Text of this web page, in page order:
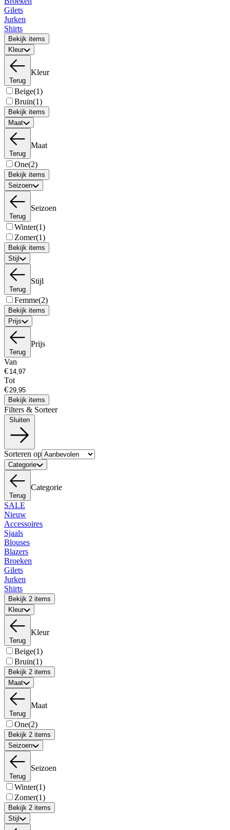
Gilets
Jurken
Shirts
Bekijk items
Kleur
Terug
Kleur
Beige(1)
Bruin(1)
Bekijk items
Maat
Terug
Maat
One(2)
Bekijk items
Seizoen
Terug
Seizoen
Winter(1)
Zomer(1)
Bekijk items
Stijl
Terug
Stijl
Femme(2)
Bekijk items
Prijs
Terug
Prijs
Van
€
Tot
€
Bekijk items
Filters & Sorteer
Sorteren op
Categorie
Terug
Categorie
SALE
Nieuw
Accessoires
Sjaals
Blouses
Blazers
Broeken
Gilets
Jurken
Shirts
Bekijk 2 items
Kleur
Terug
Kleur
Beige(1)
Bruin(1)
Bekijk 2 items
Maat
Terug
Maat
One(2)
Bekijk 2 items
Seizoen
Terug
Seizoen
Winter(1)
Zomer(1)
Bekijk 2 items
Stijl